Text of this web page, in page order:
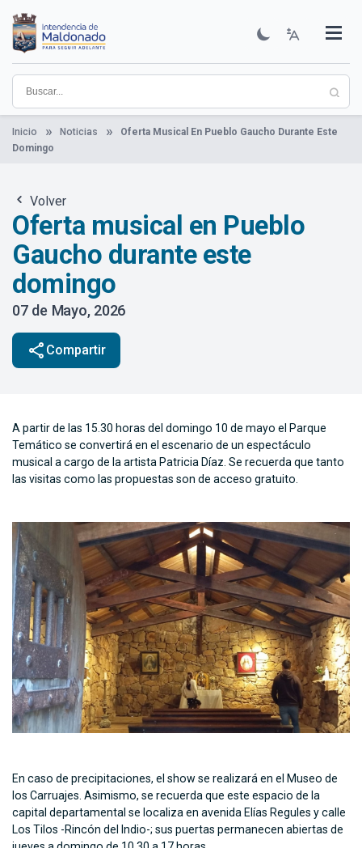
contenido
principal
Institucional
Municipios
Descubre Maldonado
Comunicación
Servicios
Guía De Trámites
Ver Noticias
Inicio Noticias
Oferta Musical En Pueblo Gaucho Durante Este
Domingo
Volver
Oferta musical en Pueblo
Gaucho durante este
domingo
07 de Mayo, 2026
share Compartir
A partir de las 15.30 horas del domingo 10 de mayo el Parque
Temático se convertirá en el escenario de un espectáculo
musical a cargo de la artista Patricia Díaz. Se recuerda que tanto
las visitas como las propuestas son de acceso gratuito.
En caso de precipitaciones, el show se realizará en el Museo de
los Carruajes. Asimismo, se recuerda que este espacio de la
capital departamental se localiza en avenida Elías Regules y calle
Los Tilos -Rincón del Indio-; sus puertas permanecen abiertas de